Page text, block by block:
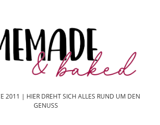
2011 | HIER DREHT SICH ALLES RUND UM DEN
GENUSS